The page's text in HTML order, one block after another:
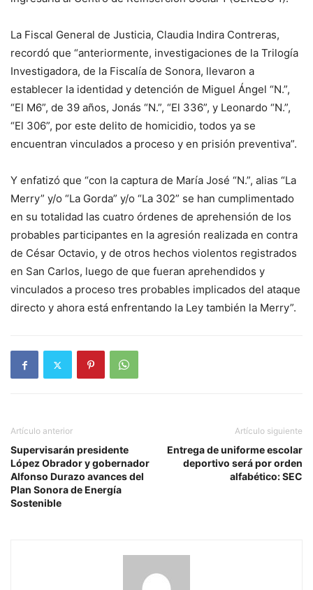
La Fiscal General de Justicia, Claudia Indira Contreras,
recordó que “anteriormente, investigaciones de la Trilogía
Investigadora, de la Fiscalía de Sonora, llevaron a
establecer la identidad y detención de Miguel Ángel “N.”,
“El M6”, de 39 años, Jonás “N.”, “El 336”, y Leonardo “N.”,
“El 306”, por este delito de homicidio, todos ya se
encuentran vinculados a proceso y en prisión preventiva”.
Y enfatizó que “con la captura de María José “N.”, alias “La
Merry” y/o “La Gorda” y/o “La 302” se han cumplimentado
en su totalidad las cuatro órdenes de aprehensión de los
probables participantes en la agresión realizada en contra
de César Octavio, y de otros hechos violentos registrados
en San Carlos, luego de que fueran aprehendidos y
vinculados a proceso tres probables implicados del ataque
directo y ahora está enfrentando la Ley también la Merry”.
Artículo anterior
Supervisarán presidente
López Obrador y gobernador
Alfonso Durazo avances del
Plan Sonora de Energía
Sostenible
Artículo siguiente
Entrega de uniforme escolar
deportivo será por orden
alfabético: SEC